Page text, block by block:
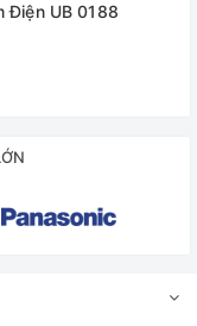
Điện UB 0188